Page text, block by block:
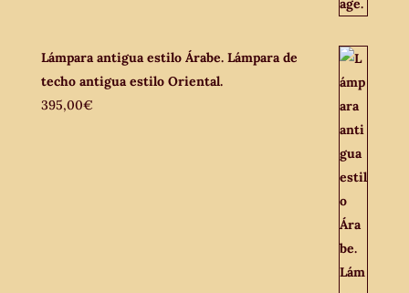
Lámpara antigua estilo Árabe. Lámpara de
techo antigua estilo Oriental.
395,00€